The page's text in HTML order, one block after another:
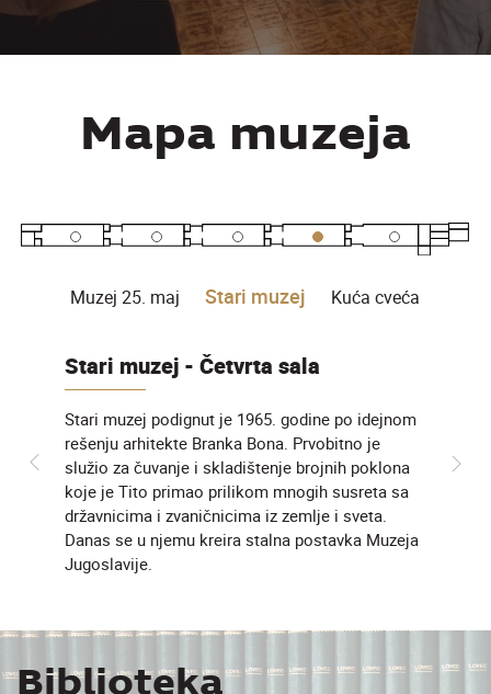
Mapa muzeja
Muzej 25. maj Stari muzej Kuća cveća
Stari muzej - Četvrta sala
Stari muzej podignut je 1965. godine po idejnom
rešenju arhitekte Branka Bona. Prvobitno je
služio za čuvanje i skladištenje brojnih poklona
koje je Tito primao prilikom mnogih susreta sa
državnicima i zvaničnicima iz zemlje i sveta.
Danas se u njemu kreira stalna postavka Muzeja
Jugoslavije.